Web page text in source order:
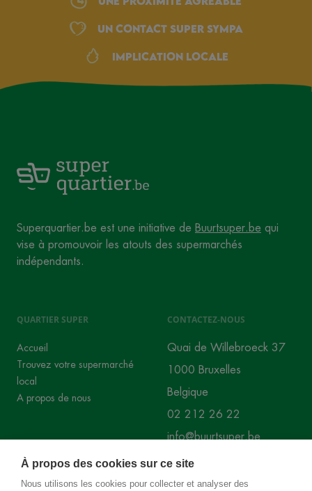
À propos des cookies sur ce site
Nous utilisons les cookies pour collecter et analyser des
Un Contact Super Sympa
Implication locale
Superquartier.be est une initiative de Buurtsuper.be qui
vise à promouvoir les atouts des supermarchés
indépendants.
QUARTIER SUPER
Accueil
Trouvez votre supermarché
local
A propos de nous
CONTACTEZ-NOUS
Quai de Willebroeck 37
1000 Bruxelles
Belgique
02 212 26 22
info@buurtsuper.be
RÉSEAUX SOCIAUX